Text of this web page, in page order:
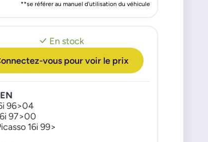
**se référer au manuel d'utilisation du véhicule
En stock
vous pour voir le prix
96>04
97>00
16i 99>